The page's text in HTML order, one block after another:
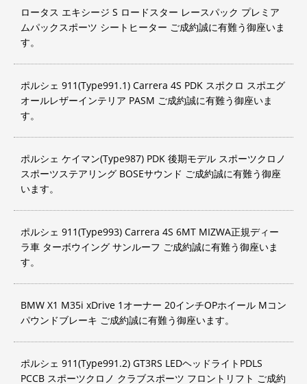
ロータス エキシージ S ロードスター レースパック プレミア
ムパックスポーツ シートヒーター ご成約誠に有難う御座いま
す。
ポルシェ 911(Type991.1) Carrera 4S PDK スポクロ スポエグ
オールレザーインテリア PASM ご成約誠に有難う御座いま
す。
ポルシェ ケイマン(Type987) PDK 後期モデル スポーツクロノ
スポーツステアリング BOSEサウンド ご成約誠に有難う御座
います。
ポルシェ 911(Type993) Carrera 4S 6MT MIZWA正規ディー
ラ車 ターボウイング サンルーフ ご成約誠に有難う御座いま
す。
BMW X1 M35i xDrive 1オーナー 20インチOPホイール Mコン
パウンドブレーキ ご成約誠に有難う御座います。
ポルシェ 911(Type991.2) GT3RS LEDヘッドライトPDLS
PCCB スポーツクロノ クラブスポーツ フロントリフト ご成約